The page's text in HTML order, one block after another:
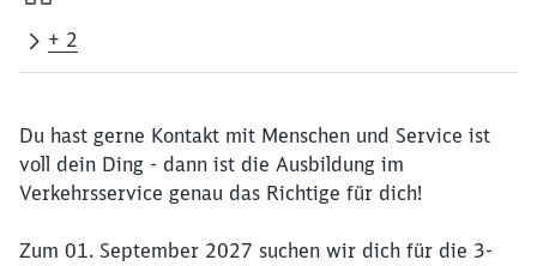
+ 2
Du hast gerne Kontakt mit Menschen und Service ist
voll dein Ding - dann ist die Ausbildung im
Verkehrsservice genau das Richtige für dich!
Zum 01. September 2027 suchen wir dich für die 3-